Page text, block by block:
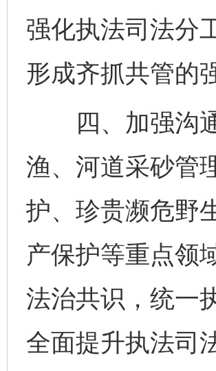
强化执法司法分
形成齐抓共管的
四、加强沟通
渔、河道采砂管
护、珍贵濒危野
产保护等重点领
法治共识，统一
全面提升执法司